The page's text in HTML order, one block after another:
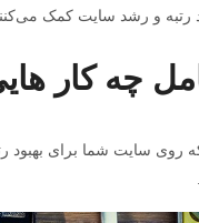
رتبه و رشد سایت کمک
چه کار
سایت شما برای بهبود